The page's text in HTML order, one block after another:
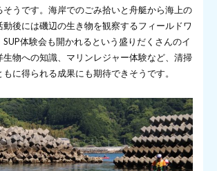
そうです。海岸でのごみ拾いと舟艇から海上の
動後には磯辺の生き物を観察するフィールドワ
体験会も開かれるという盛りだくさんのイ
生物への知識、マリンレジャー体験など、清掃
に得られる成果にも期待できそうです。